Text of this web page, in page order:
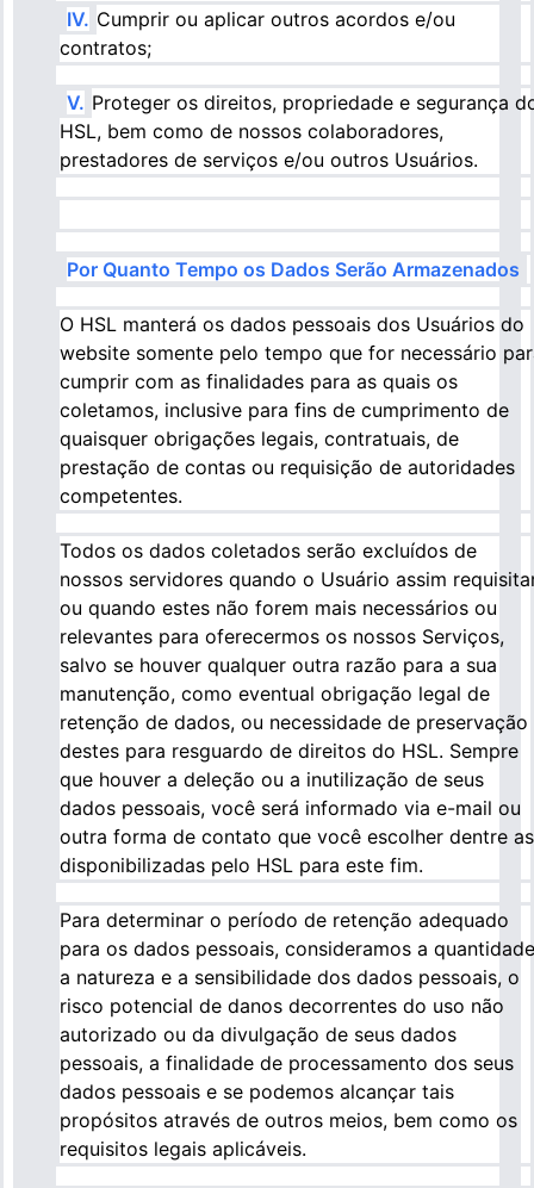
IV. Cumprir ou aplicar outros acordos e/ou
contratos;
V. Proteger os direitos, propriedade e segurança
HSL, bem como de nossos colaboradores,
prestadores de serviços e/ou outros Usuários.
Por Quanto Tempo os Dados Serão Armazenados
O HSL manterá os dados pessoais dos Usuários do
website somente pelo tempo que for necessário
cumprir com as finalidades para as quais os
coletamos, inclusive para fins de cumprimento de
quaisquer obrigações legais, contratuais, de
prestação de contas ou requisição de autoridades
competentes.
Todos os dados coletados serão excluídos de
nossos servidores quando o Usuário assim
ou quando estes não forem mais necessários ou
relevantes para oferecermos os nossos Serviços,
salvo se houver qualquer outra razão para a sua
manutenção, como eventual obrigação legal de
retenção de dados, ou necessidade de preservação
destes para resguardo de direitos do HSL. Sempre
que houver a deleção ou a inutilização de seus
dados pessoais, você será informado via e-mail ou
outra forma de contato que você escolher dentre as
disponibilizadas pelo HSL para este fim.
Para determinar o período de retenção adequado
para os dados pessoais, consideramos a
a natureza e a sensibilidade dos dados pessoais, o
risco potencial de danos decorrentes do uso não
autorizado ou da divulgação de seus dados
pessoais, a finalidade de processamento dos seus
dados pessoais e se podemos alcançar tais
propósitos através de outros meios, bem como os
requisitos legais aplicáveis.